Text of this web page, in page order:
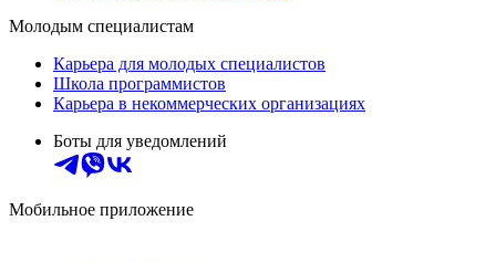
Молодым специалистам
Карьера для молодых специалистов
Школа программистов
Карьера в некоммерческих организациях
Боты для уведомлений
Мобильное приложение